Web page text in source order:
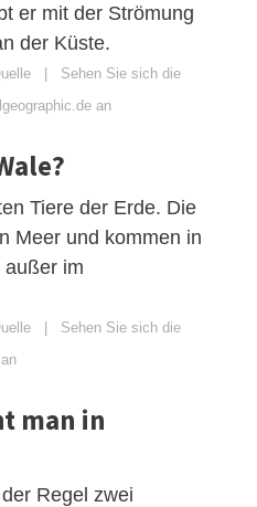
er mit der Strömung
der Küste.
| Sehen Sie sich die
an
Tiere der Erde. Die
Meer und kommen in
außer im
| Sehen Sie sich die
man in
Regel zwei